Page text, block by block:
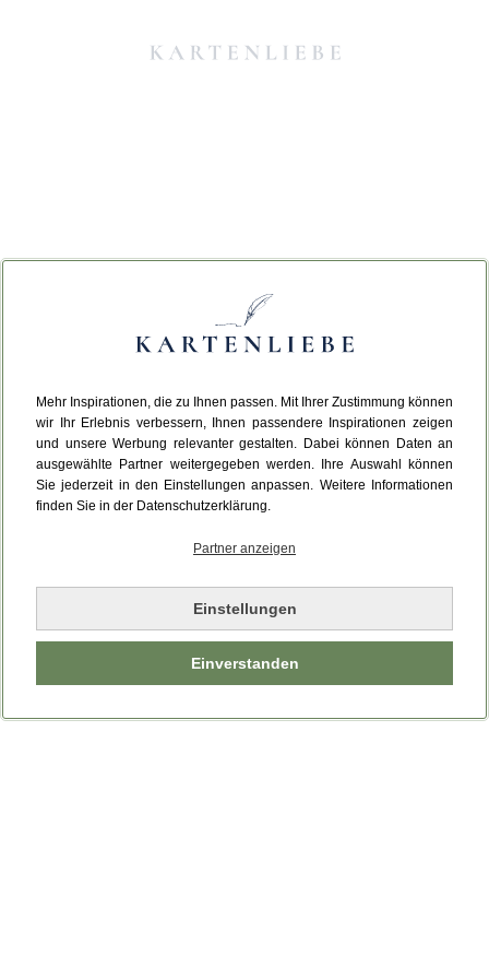
Mehr Inspirationen, die zu Ihnen passen. Mit Ihrer Zustimmung können
wir Ihr Erlebnis verbessern, Ihnen passendere Inspirationen zeigen
und unsere Werbung relevanter gestalten. Dabei können Daten an
ausgewählte Partner weitergegeben werden. Ihre Auswahl können
Sie jederzeit in den Einstellungen anpassen. Weitere Informationen
finden Sie in der Datenschutzerklärung.
Partner anzeigen
Einstellungen
Einverstanden
Da ist etwas schiefgelaufen.
Leider ist ein technischer Fehler aufgetreten.
Bitte laden Sie die Seite neu.